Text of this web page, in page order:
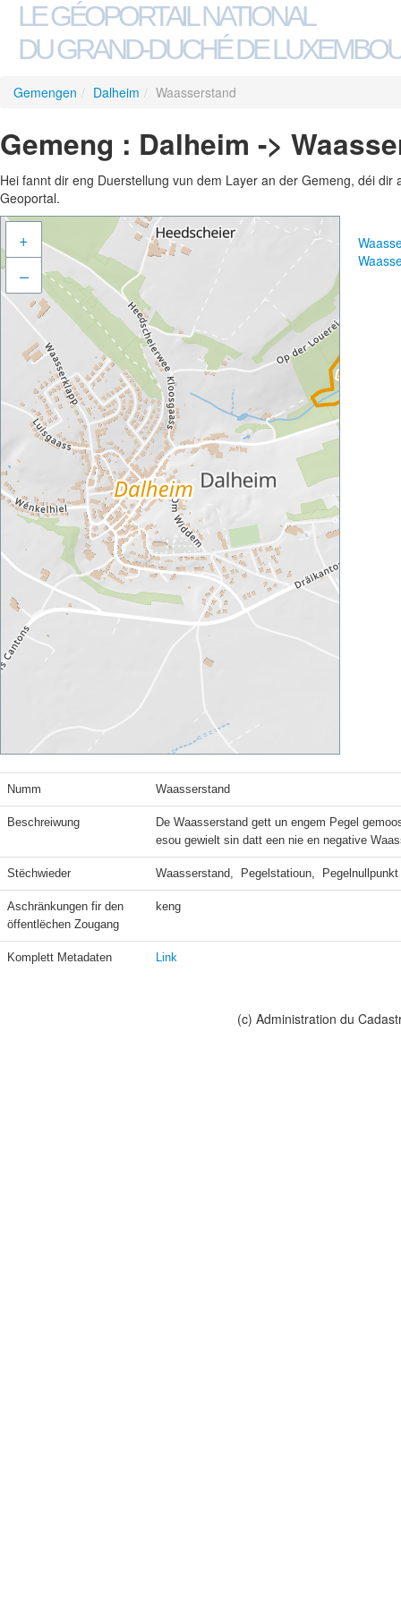
LE GÉOPORTAIL NATIONAL
DU GRAND-DUCHÉ DE
Gemengen / Dalheim / Waasserstand
Gemeng : Dalheim ->
Hei fannt dir eng Duerstellung vun dem Layer an der Gemeng, déi
Geoportal.
+
–
Numm Waasserstand
Beschreiwung
De Waasserstand gett un engem Pegel
esou gewielt sin datt een nie en negative
Stëchwieder Waasserstand,  Pegelstatioun,  Pegelnullpunkt
Aschränkungen fir den
öffentlëchen Zougang
keng
Komplett Metadaten Link
(c) Administration du